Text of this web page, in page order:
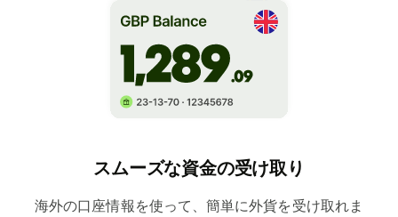
スムーズな資金の受け取り
海外の口座情報を使って、簡単に外貨を受け取れま